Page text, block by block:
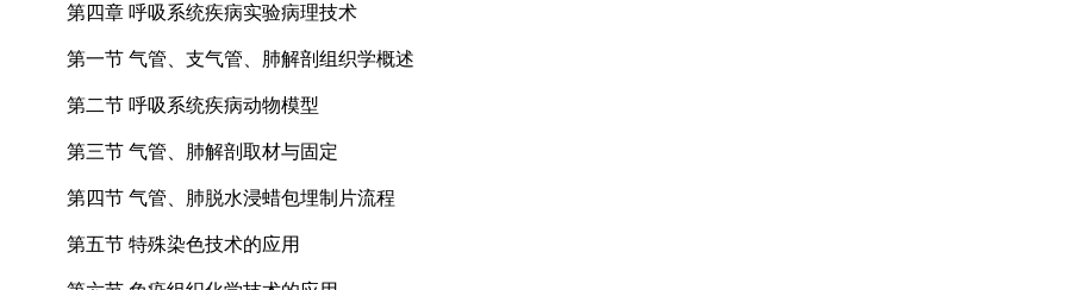
第四章 呼吸系统疾病实验病理技术
第一节 气管、支气管、肺解剖组织学概述
第二节 呼吸系统疾病动物模型
第三节 气管、肺解剖取材与固定
第四节 气管、肺脱水浸蜡包埋制片流程
第五节 特殊染色技术的应用